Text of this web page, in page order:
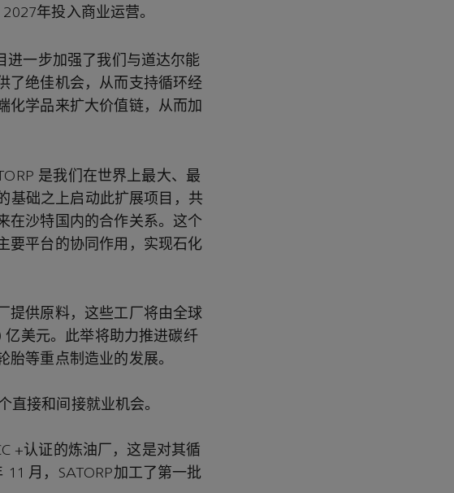
年投入商业运营。
进一步加强了我们与道达尔能
了绝佳机会，从而支持循环经
化学品来扩大价值链，从而加
是我们在世界上最大、最
基础之上启动此扩展项目，共
在沙特国内的合作关系。这个
要平台的协同作用，实现石化
提供原料，这些工厂将由全球
美元。此举将助力推进碳纤
等重点制造业的发展。
直接和间接就业机会。
+认证的炼油厂，这是对其循
月，SATORP加工了第一批